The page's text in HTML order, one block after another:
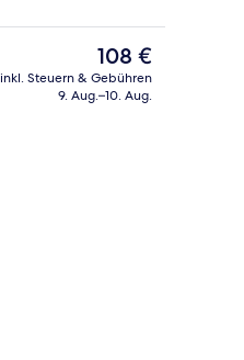
Der
aktuelle
Preis
108 €
inkl. Steuern & Gebühren
9. Aug.–10. Aug.